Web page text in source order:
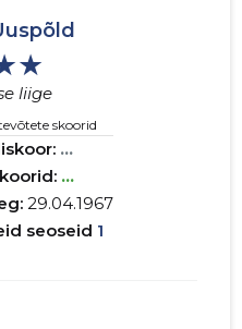
liige
skoorid
...
...
29.04.1967
seoseid 1